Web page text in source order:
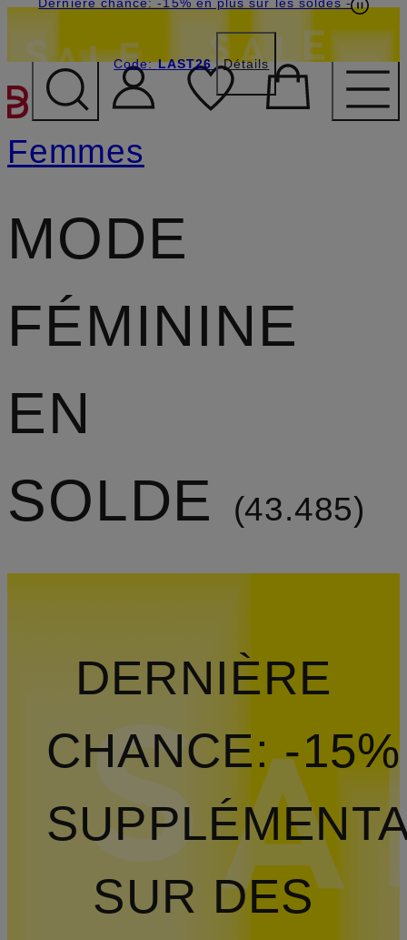
PASSER AU CONTENU
Code:LAST26 Détails
Femmes
MODE
FÉMININE
EN
SOLDE
43.485
DERNIÈRE
CHANCE: -15%
SUR DES